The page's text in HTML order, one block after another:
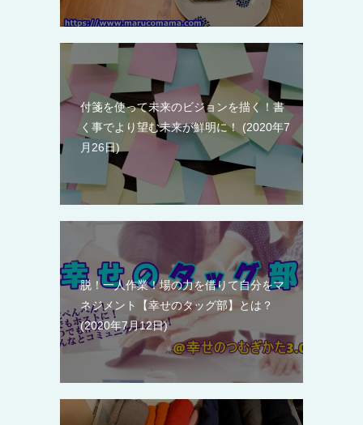
付箋を使って未来のビジョンを描く！書
く事でより望む未来が鮮明に！
2020年7
月26日
脱！一人作業！場の力を借りて自分をマ
ネジメント【幸せのタッグ部】とは？
2020年7月12日